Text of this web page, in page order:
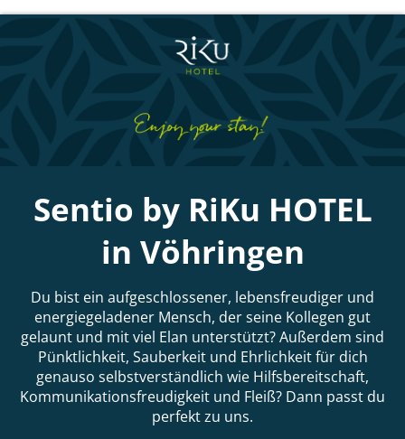
Sentio by RiKu HOTEL
in Vöhringen
Du bist ein aufgeschlossener, lebensfreudiger und
energiegeladener Mensch, der seine Kollegen gut
gelaunt und mit viel Elan unterstützt? Außerdem sind
Pünktlichkeit, Sauberkeit und Ehrlichkeit für dich
genauso selbstverständlich wie Hilfsbereitschaft,
Kommunikationsfreudigkeit und Fleiß? Dann passt du
perfekt zu uns.